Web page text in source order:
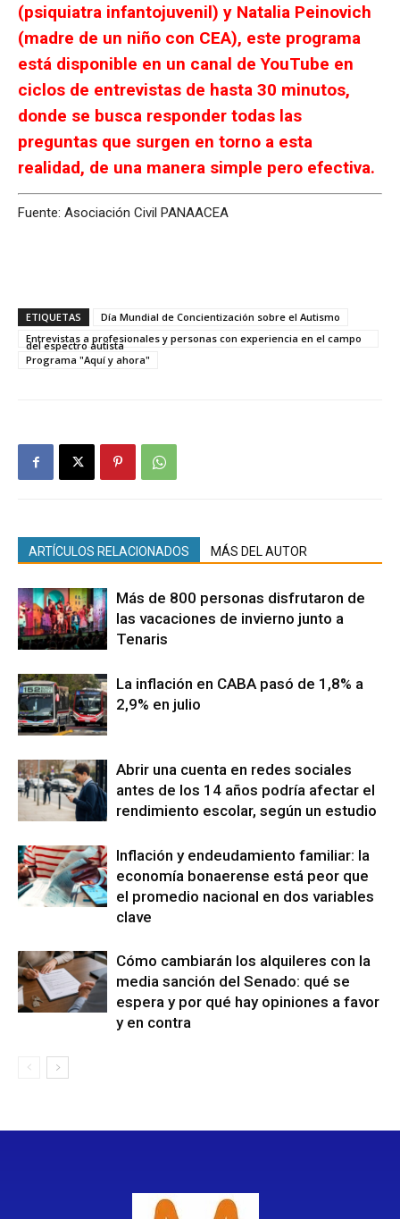
(psiquiatra infantojuvenil) y Natalia Peinovich
(madre de un niño con CEA), este programa
está disponible en un canal de YouTube en
ciclos de entrevistas de hasta 30 minutos,
donde se busca responder todas las
preguntas que surgen en torno a esta
realidad, de una manera simple pero efectiva.
Fuente: Asociación Civil PANAACEA
ETIQUETAS
Día Mundial de Concientización sobre el Autismo
Entrevistas a profesionales y personas con experiencia en el campo
del espectro autista
Programa "Aquí y ahora"
ARTÍCULOS RELACIONADOS MÁS DEL AUTOR
Más de 800 personas disfrutaron de
las vacaciones de invierno junto a
Tenaris
La inflación en CABA pasó de 1,8% a
2,9% en julio
Abrir una cuenta en redes sociales
antes de los 14 años podría afectar el
rendimiento escolar, según un estudio
Inflación y endeudamiento familiar: la
economía bonaerense está peor que
el promedio nacional en dos variables
clave
Cómo cambiarán los alquileres con la
media sanción del Senado: qué se
espera y por qué hay opiniones a favor
y en contra